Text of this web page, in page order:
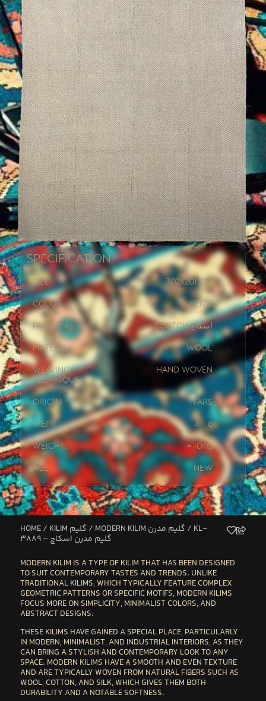
Specification
Size: 201 CM
302x
Color: Beige
Pattern: Scotch اسکاچ
Material: Wool
Weaving
Technique:
Hand woven
Origin: Fars
Weft: 4 - 6
Weight: ≈ 10kg
Age: New
HOME/ KILIM گلیم / MODERN KILIM گلیم مدرن / KL-
3889 – گلیم مدرن اسکاچ
MODERN KILIM IS A TYPE OF KILIM THAT HAS BEEN DESIGNED
TO SUIT CONTEMPORARY TASTES AND TRENDS. UNLIKE
TRADITIONAL KILIMS, WHICH TYPICALLY FEATURE COMPLEX
GEOMETRIC PATTERNS OR SPECIFIC MOTIFS, MODERN KILIMS
FOCUS MORE ONSIMPLICITY, MINIMALIST COLORS, AND
ABSTRACT DESIGNS.
THESE KILIMS HAVE GAINED A SPECIAL PLACE, PARTICULARLY
IN MODERN, MINIMALIST, AND INDUSTRIAL INTERIORS, AS THEY
CAN BRING ASTYLISH AND CONTEMPORARY LOOKTO ANY
SPACE. MODERN KILIMS HAVE ASMOOTH AND EVEN TEXTURE
AND ARE TYPICALLY WOVEN FROM NATURAL FIBERSSUCH AS
WOOL, COTTON, AND SILK, WHICH GIVES THEM BOTH
DURABILITY AND A NOTABLESOFTNESS.